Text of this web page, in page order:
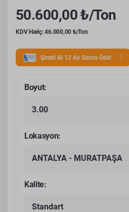
50.600,00 ₺/Ton
KDV Hariç: 46.000,00 ₺/Ton
Şimdi Al 12 Ay Sonra Öde!
Boyut:
3.00
Lokasyon:
ANTALYA - MURATPAŞA
Kalite:
Standart